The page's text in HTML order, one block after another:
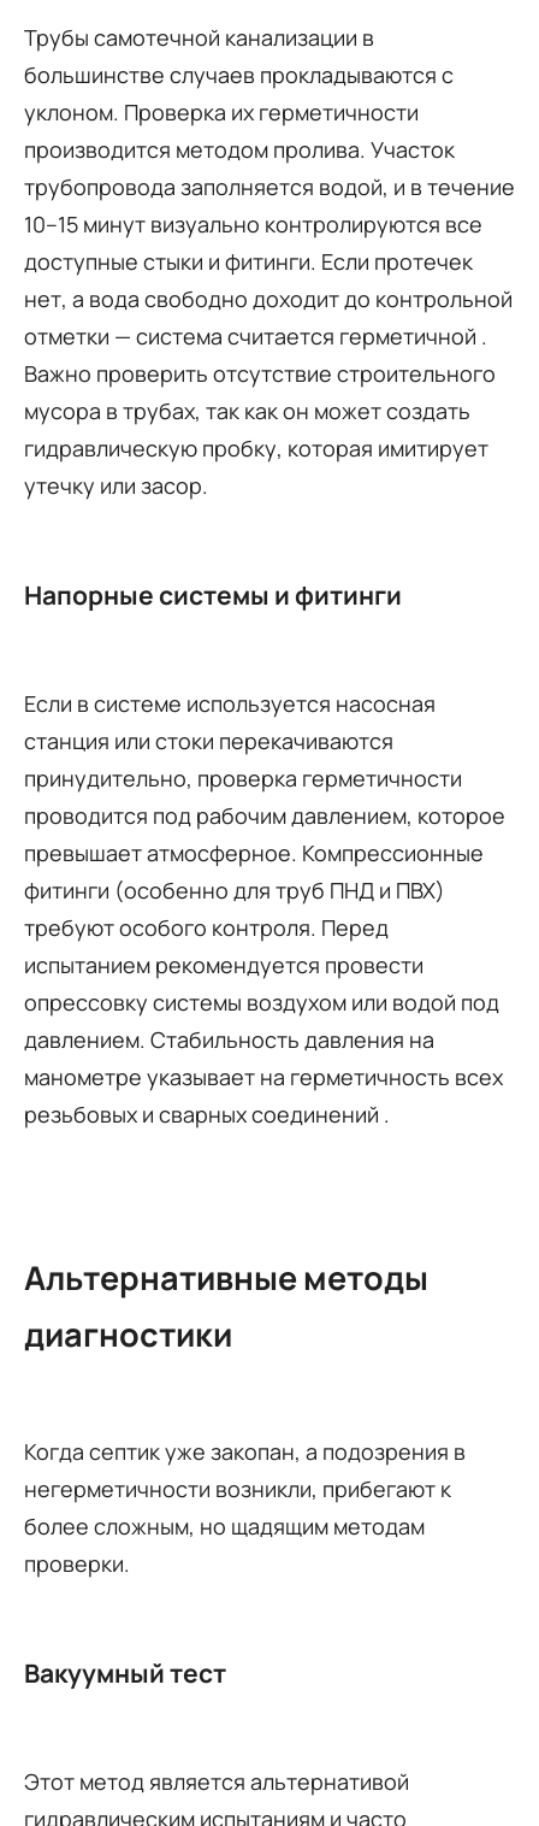
Трубы самотечной канализации в
большинстве случаев прокладываются с
уклоном. Проверка их герметичности
производится методом пролива. Участок
трубопровода заполняется водой, и в течение
10–15 минут визуально контролируются все
доступные стыки и фитинги. Если протечек
нет, а вода свободно доходит до контрольной
отметки — система считается герметичной .
Важно проверить отсутствие строительного
мусора в трубах, так как он может создать
гидравлическую пробку, которая имитирует
утечку или засор.
Напорные системы и фитинги
Если в системе используется насосная
станция или стоки перекачиваются
принудительно, проверка герметичности
проводится под рабочим давлением, которое
превышает атмосферное. Компрессионные
фитинги (особенно для труб ПНД и ПВХ)
требуют особого контроля. Перед
испытанием рекомендуется провести
опрессовку системы воздухом или водой под
давлением. Стабильность давления на
манометре указывает на герметичность всех
резьбовых и сварных соединений .
Альтернативные методы
диагностики
Когда септик уже закопан, а подозрения в
негерметичности возникли, прибегают к
более сложным, но щадящим методам
проверки.
Вакуумный тест
Этот метод является альтернативой
гидравлическим испытаниям и часто